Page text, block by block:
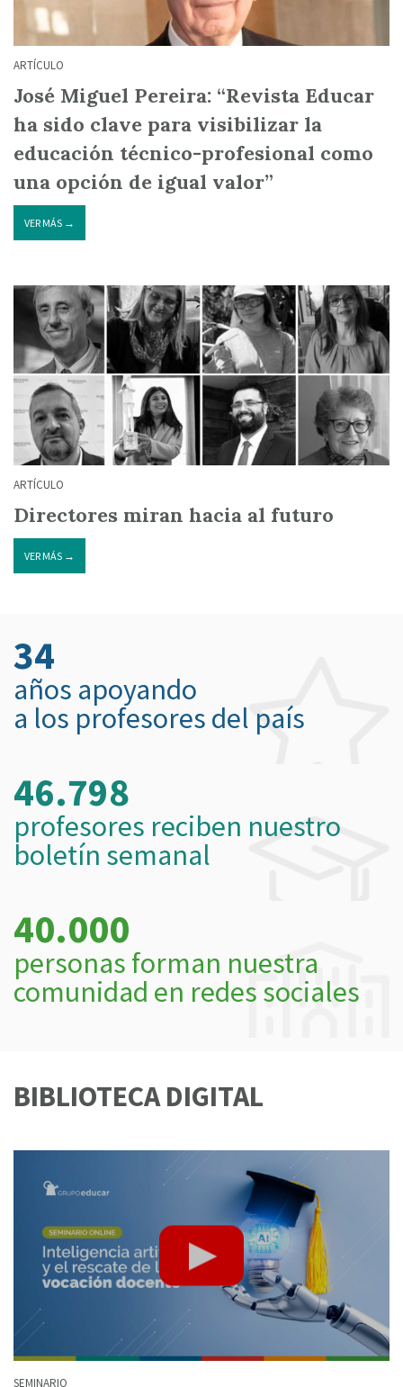
ARTÍCULO
José Miguel Pereira: “Revista Educar
ha sido clave para visibilizar la
educación técnico-profesional como
una opción de igual valor”
VER MÁS →
ARTÍCULO
Directores miran hacia al futuro
VER MÁS →
34
años apoyando
a los profesores del país
46.798
profesores reciben nuestro
boletín semanal
40.000
personas forman nuestra
comunidad en redes sociales
BIBLIOTECA DIGITAL
SEMINARIO